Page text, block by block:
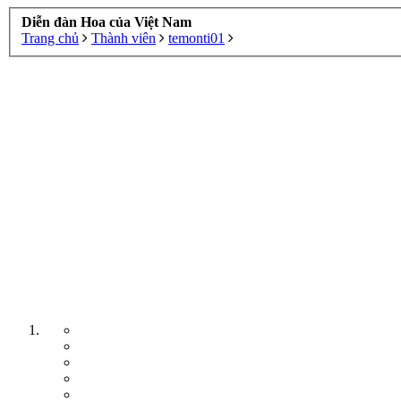
Diễn đàn Hoa của Việt Nam
Trang chủ
Thành viên temonti01